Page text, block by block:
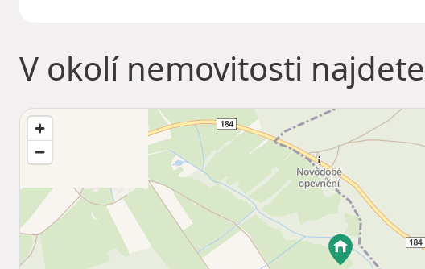
V okolí nemovitosti najdete